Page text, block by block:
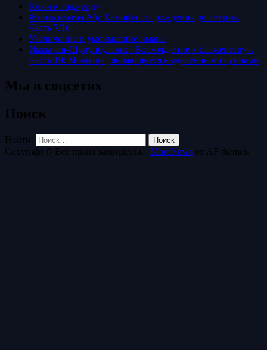
Ключ к таджуиду
Жизнь имама Абу Ханифы: от рождения до смерти.
Часть 7/10
Увеличение и уменьшение имана
Имам аш-Шурунбулали: «Восхождение к блаженству».
Часть 19: Молитвы, являющиеся выделенными суннами
Мы в соцсетях
Поиск
Найти:
Copyright © Все права защищены. | MoreNews от AF themes.